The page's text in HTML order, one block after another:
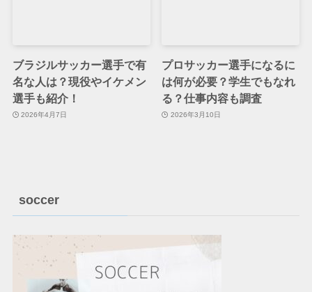
ブラジルサッカー選手で有
名な人は？現役やイケメン
選手も紹介！
2026年4月7日
プロサッカー選手になるに
は何が必要？学生でもなれ
る？仕事内容も調査
2026年3月10日
soccer